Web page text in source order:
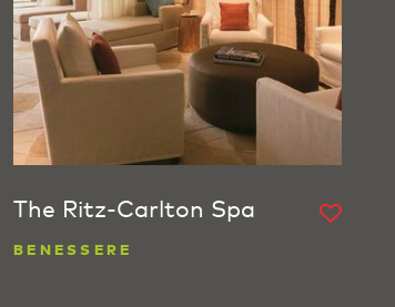
The Ritz-Carlton Spa
BENESSERE